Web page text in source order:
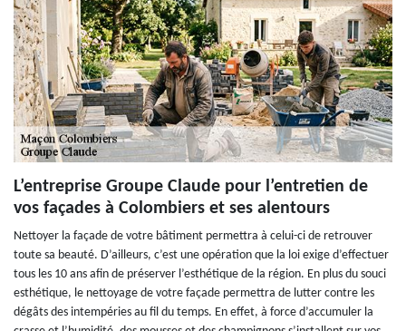
L’entreprise Groupe Claude pour l’entretien de
vos façades à Colombiers et ses alentours
Nettoyer la façade de votre bâtiment permettra à celui-ci de retrouver
toute sa beauté. D’ailleurs, c’est une opération que la loi exige d’effectuer
tous les 10 ans afin de préserver l’esthétique de la région. En plus du souci
esthétique, le nettoyage de votre façade permettra de lutter contre les
dégâts des intempéries au fil du temps. En effet, à force d’accumuler la